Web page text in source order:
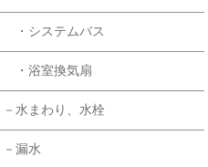
・システムバス
・浴室換気扇
－水まわり、水栓
－漏水